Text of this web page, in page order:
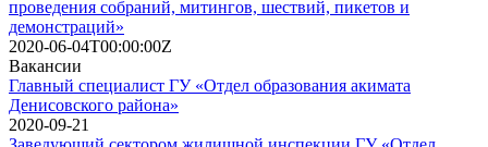
проведения собраний, митингов, шествий, пикетов и
демонстраций»
2020-06-04T00:00:00Z
Вакансии
Главный специалист ГУ «Отдел образования акимата
Денисовского района»
2020-09-21